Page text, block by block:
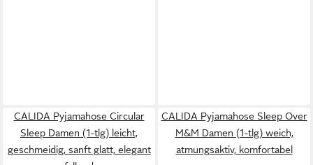
CALIDA Pyjamahose Circular
Sleep Damen (1-tlg) leicht,
geschmeidig, sanft glatt, elegant
CALIDA Pyjamahose Sleep Over
M&M Damen (1-tlg) weich,
atmungsaktiv, komfortabel